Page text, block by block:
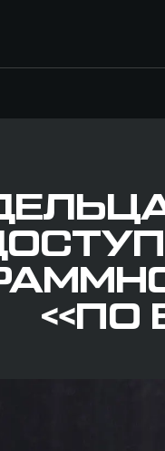
«ПО